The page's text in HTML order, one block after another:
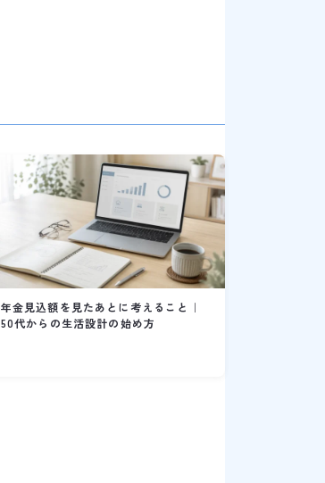
年金見込額を見たあとに考えること｜
50代からの生活設計の始め方